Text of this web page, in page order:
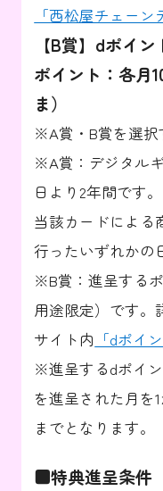
「西松屋チェー
【B賞】dポイ
ポイント：各月
ま）
※A賞・B賞を選択
※A賞：デジタル
日より2年間です
当該カードによる
行ったいずれかの
※B賞：進呈する
用途限定）です。
サイト内 「dポイ
※進呈するdポイ
を進呈された月を
までとなります。
■特典進呈条件